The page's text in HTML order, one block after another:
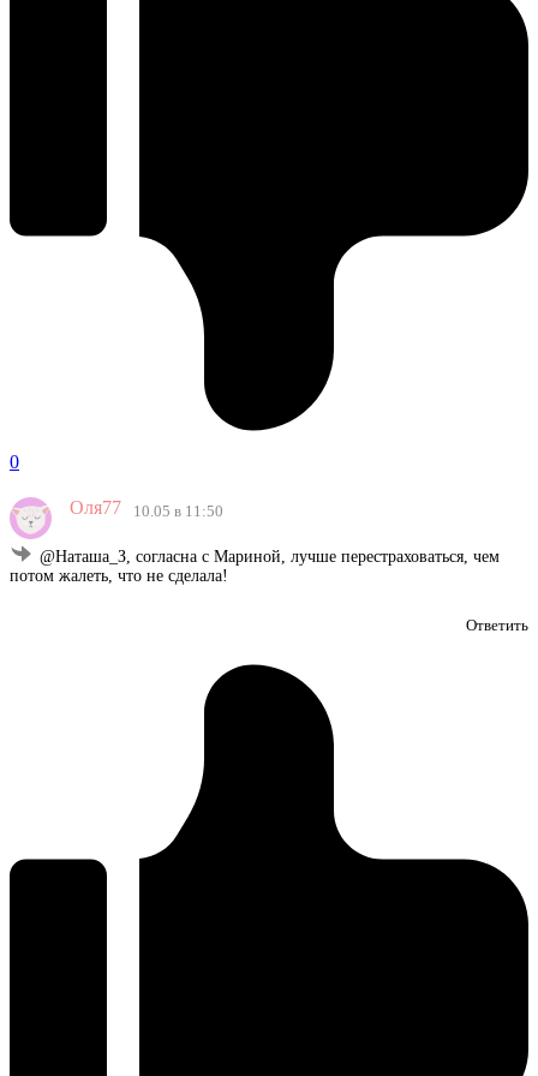
0
Оля77 10.05 в 11:50
@Наташа_З, согласна с Мариной, лучше перестраховаться, чем
потом жалеть, что не сделала!
Ответить